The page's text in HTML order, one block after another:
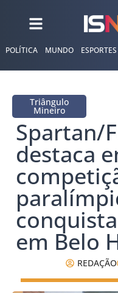
POLÍTICA MUNDO ESPORTES
Triângulo
Mineiro
Spartan/
destaca
em Belo
REDAÇÃO